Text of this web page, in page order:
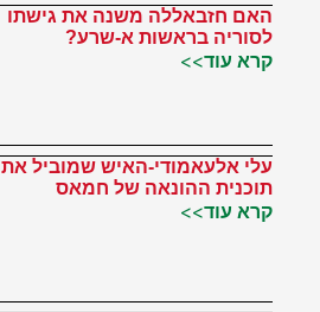
האם חזבאללה משנה את גישתו
לסוריה בראשות א-שרע?
קרא עוד>>
עלי אלעאמודי-האיש שמוביל את
תוכנית ההונאה של חמאס
קרא עוד>>